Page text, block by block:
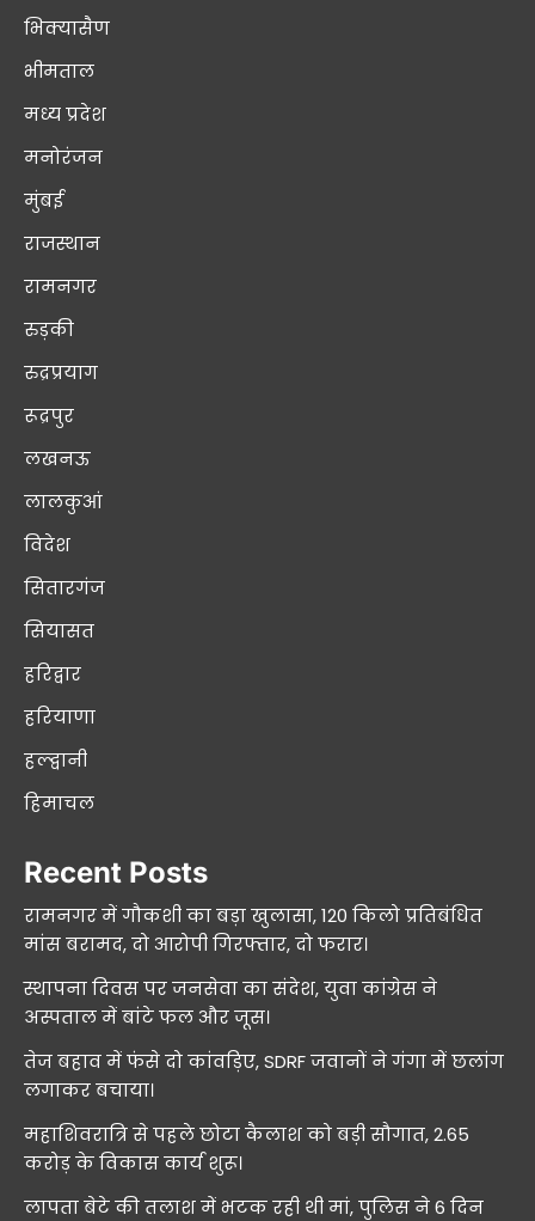
भिक्यासैण
भीमताल
मध्य प्रदेश
मनोरंजन
मुंबई
राजस्थान
रामनगर
रुड़की
रुद्रप्रयाग
रूद्रपुर
लखनऊ
लालकुआं
विदेश
सितारगंज
सियासत
हरिद्वार
हरियाणा
हल्द्वानी
हिमाचल
Recent Posts
रामनगर में गौकशी का बड़ा खुलासा, 120 किलो प्रतिबंधित
मांस बरामद, दो आरोपी गिरफ्तार, दो फरार।
स्थापना दिवस पर जनसेवा का संदेश, युवा कांग्रेस ने
अस्पताल में बांटे फल और जूस।
तेज बहाव में फंसे दो कांवड़िए, SDRF जवानों ने गंगा में छलांग
लगाकर बचाया।
महाशिवरात्रि से पहले छोटा कैलाश को बड़ी सौगात, 2.65
करोड़ के विकास कार्य शुरू।
लापता बेटे की तलाश में भटक रही थी मां, पुलिस ने 6 दिन